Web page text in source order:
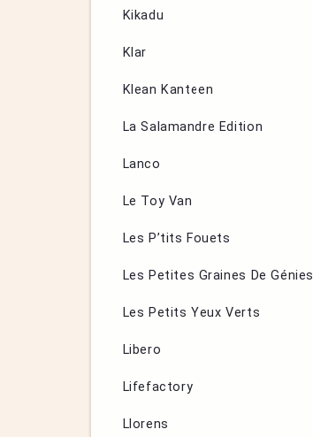
Kikadu
Klar
Klean Kanteen
La Salamandre Edition
Lanco
Le Toy Van
Les P’tits Fouets
Les Petites Graines De Génies
Les Petits Yeux Verts
Libero
Lifefactory
Llorens